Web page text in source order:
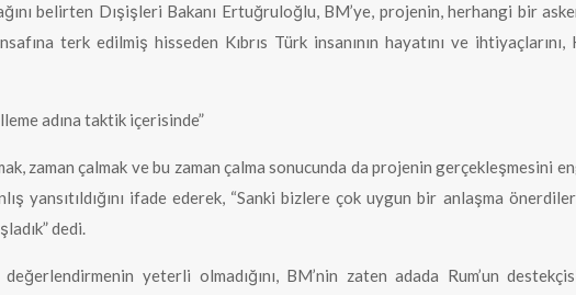
belirten Dışişleri Bakanı Ertuğruloğlu, BM’ye, projenin, herhangi bir
terk edilmiş hisseden Kıbrıs Türk insanının hayatını ve
adına taktik içerisinde”
zaman çalmak ve bu zaman çalma sonucunda da projenin
yansıtıldığını ifade ederek, “Sanki bizlere çok uygun bir anlaşma
dedi.
yeterli olmadığını, BM’nin zaten adada Rum’un